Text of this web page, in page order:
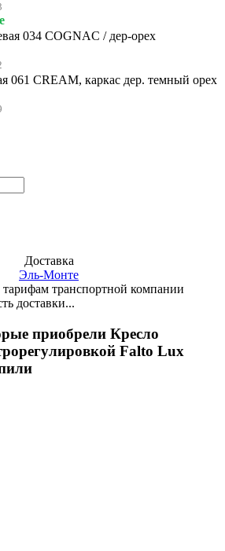
034 COGNAC / дер-орех
061 CREAM, каркас дер. темный орех
Доставка
Эль-Монте
транспортной компании
доставки...
приобрели Кресло
Falto Lux